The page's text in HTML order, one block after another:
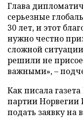
Глава
серьезные
30 лет, и этот
нужно честно
сложной
решили не
важными», –
Как писала
партии Норвегии
подать заявку на